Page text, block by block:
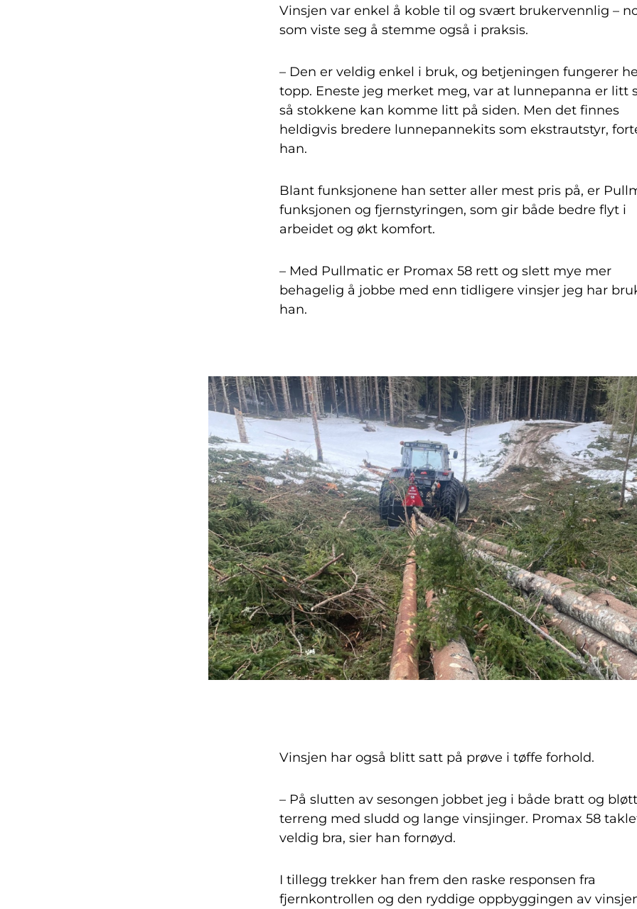
Vinsjen var enkel å koble til og svært brukervennlig –
som viste seg å stemme også i praksis.
– Den er veldig enkel i bruk, og betjeningen fungerer
topp. Eneste jeg merket meg, var at lunnepanna er litt
så stokkene kan komme litt på siden. Men det finnes
heldigvis bredere lunnepannekits som ekstrautstyr,
han.
Blant funksjonene han setter aller mest pris på, er
funksjonen og fjernstyringen, som gir både bedre flyt i
arbeidet og økt komfort.
– Med Pullmatic er Promax 58 rett og slett mye mer
behagelig å jobbe med enn tidligere vinsjer jeg har
han.
Vinsjen har også blitt satt på prøve i tøffe forhold.
– På slutten av sesongen jobbet jeg i både bratt og bløtt
terreng med sludd og lange vinsjinger. Promax 58
veldig bra, sier han fornøyd.
I tillegg trekker han frem den raske responsen fra
fjernkontrollen og den ryddige oppbyggingen av